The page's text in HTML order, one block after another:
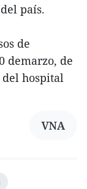
país.
de
demarzo, de
del hospital
VNA